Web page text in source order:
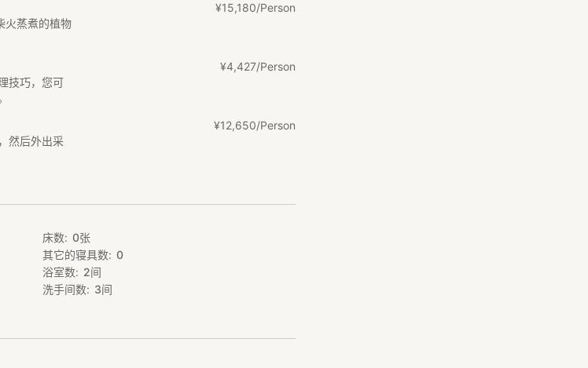
火蒸煮的植物
¥15,180/Person
技巧，您可
¥4,427/Person
然后外出采
¥12,650/Person
床数 0张
其它的寝具数
0
浴室数
2间
洗手间数
3间